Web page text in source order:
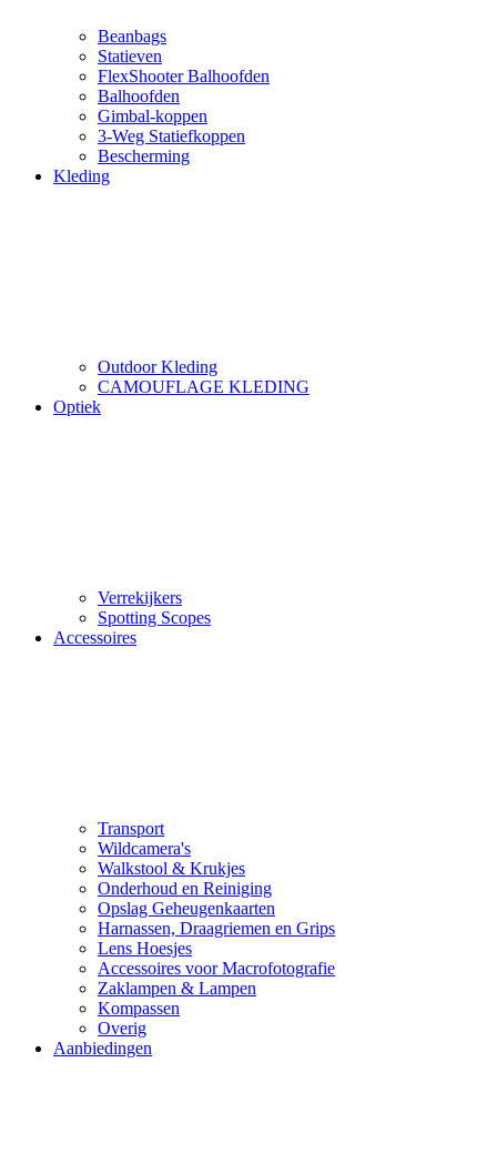
Beanbags
Statieven
FlexShooter Balhoofden
Balhoofden
Gimbal-koppen
3-Weg Statiefkoppen
Bescherming
Kleding
Outdoor Kleding
CAMOUFLAGE KLEDING
Optiek
Verrekijkers
Spotting Scopes
Accessoires
Transport
Wildcamera's
Walkstool & Krukjes
Onderhoud en Reiniging
Opslag Geheugenkaarten
Harnassen, Draagriemen en Grips
Lens Hoesjes
Accessoires voor Macrofotografie
Zaklampen & Lampen
Kompassen
Overig
Aanbiedingen